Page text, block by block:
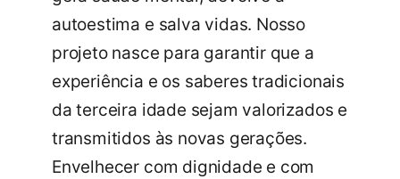
autoestima e salva vidas. Nosso
projeto nasce para garantir que a
experiência e os saberes tradicionais
da terceira idade sejam valorizados e
transmitidos às novas gerações.
Envelhecer com dignidade e com